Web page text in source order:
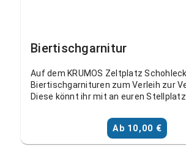
Biertischgarnitur
Auf dem KRUMOS Zeltplatz
Biertischgarnituren zum Verleih zur
Diese könnt ihr mit an euren Stellplatz
Ab 10,00 €